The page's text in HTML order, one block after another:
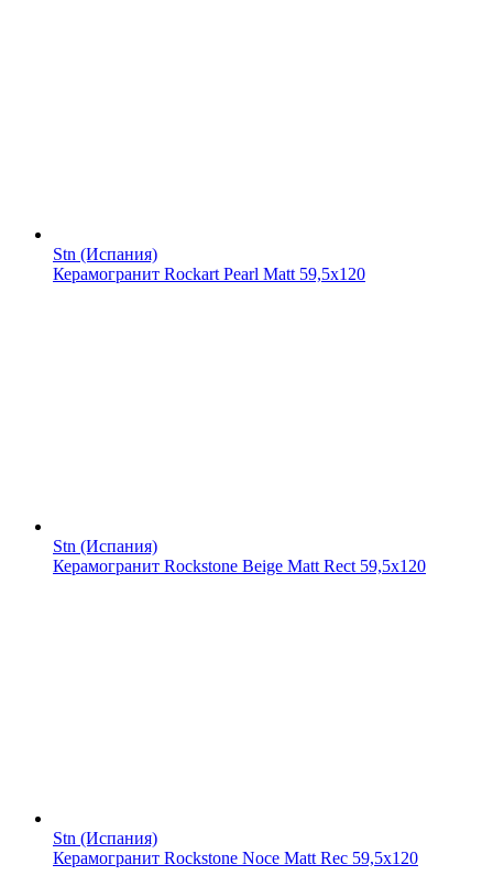
Stn (Испания)
Керамогранит Rockart Pearl Matt 59,5x120
Stn (Испания)
Керамогранит Rockstone Beige Matt Rect 59,5x120
Stn (Испания)
Керамогранит Rockstone Noce Matt Rec 59,5x120